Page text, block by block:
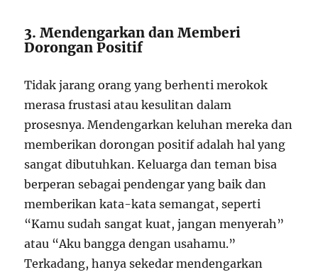
3. Mendengarkan dan Memberi
Dorongan Positif
Tidak jarang orang yang berhenti merokok
merasa frustasi atau kesulitan dalam
prosesnya. Mendengarkan keluhan mereka dan
memberikan dorongan positif adalah hal yang
sangat dibutuhkan. Keluarga dan teman bisa
berperan sebagai pendengar yang baik dan
memberikan kata-kata semangat, seperti
“Kamu sudah sangat kuat, jangan menyerah”
atau “Aku bangga dengan usahamu.”
Terkadang, hanya sekedar mendengarkan